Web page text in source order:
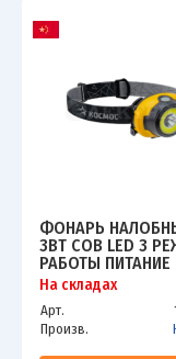
ФОНАРЬ
3ВТ COB LED 3
РАБОТЫ ПИТАНИЕ
3ХAAA КОСМОС
KOCH103COBLED
На складах
Арт.
Произв.